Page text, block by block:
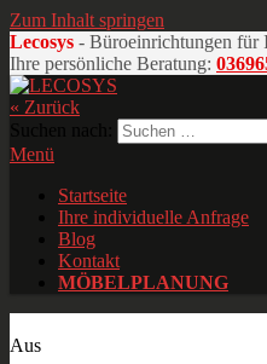
Zum Inhalt springen
Lecosys - Büroeinrichtungen für
Ihre persönliche Beratung:
Büroeinrichtungen für
« Zurück
Menü
Startseite
Ihre individuelle Anfrage
Blog
Kontakt
MÖBELPLANUNG
Aus